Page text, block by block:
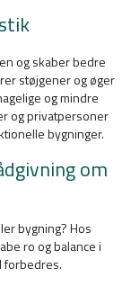
og skaber bedre
støjgener og øger
og mindre
og privatpersoner
bygninger.
om
bygning? Hos
ro og balance i
forbedres.